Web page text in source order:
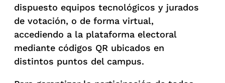
dispuesto equipos tecnológicos y jurados
de votación, o de forma virtual,
accediendo a la plataforma electoral
mediante códigos QR ubicados en
distintos puntos del campus.